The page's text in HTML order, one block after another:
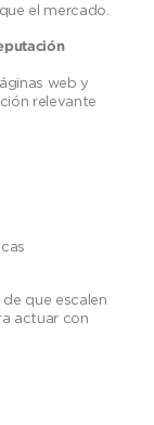
el mercado.
web y
relevante
que escalen
actuar con